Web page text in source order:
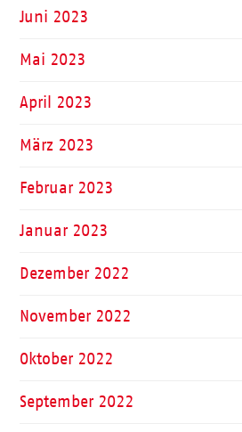
Juni 2023
Mai 2023
April 2023
März 2023
Februar 2023
Januar 2023
Dezember 2022
November 2022
Oktober 2022
September 2022